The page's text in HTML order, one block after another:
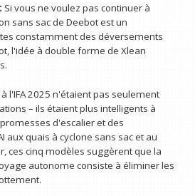
Si vous ne voulez pas continuer à
sans sac de Deebot est un
constamment des déversements
l'idée à double forme de Xlean
l'IFA 2025 n'étaient pas seulement
– ils étaient plus intelligents à
d'escalier et des
aux quais à cyclone sans sac et au
ces cinq modèles suggèrent que la
autonome consiste à éliminer les